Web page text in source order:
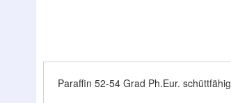
springen
Paraffin 52-54 Grad Ph.Eur. schüttfähig